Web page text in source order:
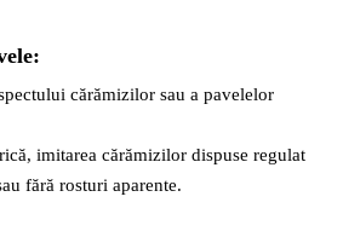
cărămizilor sau a pavelelor
imitarea cărămizilor dispuse regulat
fără rosturi aparente.